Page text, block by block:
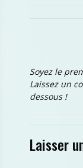
Soyez le
Laissez un
dessous !
Laisser